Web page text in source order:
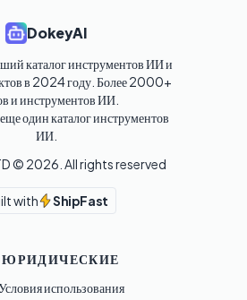
DokeyAI
каталог инструментов ИИ и
в 2024 году. Более 2000+
и инструментов ИИ.
один каталог инструментов
ИИ.
© 2026 . All rights reserved
with ShipFast
ЮРИДИЧЕСКИЕ
использования